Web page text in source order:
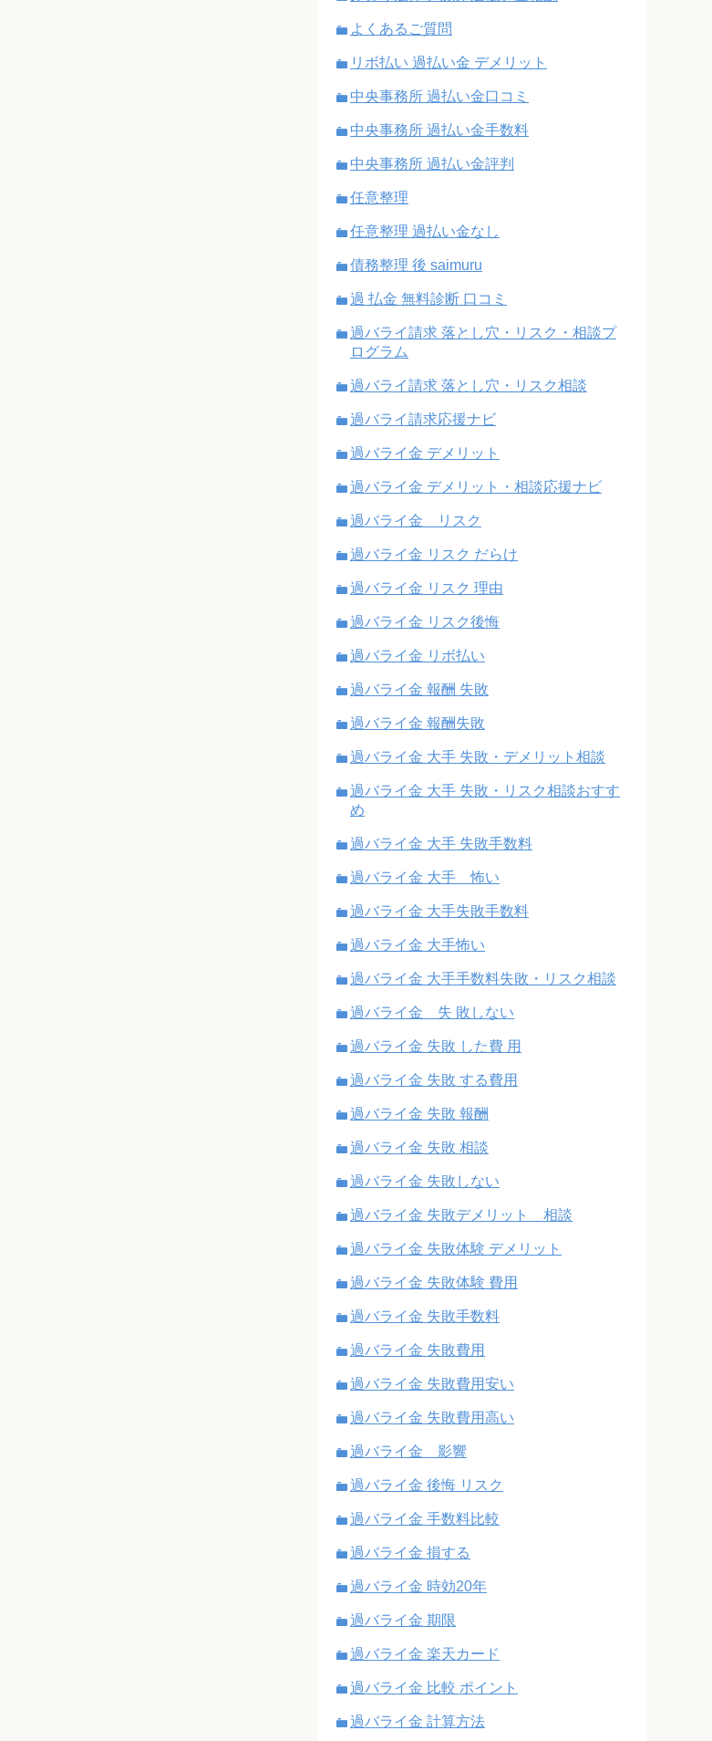
よくあるご質問
リボ払い 過払い金 デメリット
中央事務所 過払い金口コミ
中央事務所 過払い金手数料
中央事務所 過払い金評判
任意整理
任意整理 過払い金なし
債務整理 後 saimuru
過 払金 無料診断 口コミ
過バライ請求 落とし穴・リスク・相談プ
ログラム
過バライ請求 落とし穴・リスク相談
過バライ請求応援ナビ
過バライ金 デメリット
過バライ金 デメリット・相談応援ナビ
過バライ金 リスク
過バライ金 リスク だらけ
過バライ金 リスク 理由
過バライ金 リスク後悔
過バライ金 リボ払い
過バライ金 報酬 失敗
過バライ金 報酬失敗
過バライ金 大手 失敗・デメリット相談
過バライ金 大手 失敗・リスク相談おすす
め
過バライ金 大手 失敗手数料
過バライ金 大手 怖い
過バライ金 大手失敗手数料
過バライ金 大手怖い
過バライ金 大手手数料失敗・リスク相談
過バライ金 失 敗しない
過バライ金 失敗 した費 用
過バライ金 失敗 する費用
過バライ金 失敗 報酬
過バライ金 失敗 相談
過バライ金 失敗しない
過バライ金 失敗デメリット 相談
過バライ金 失敗体験 デメリット
過バライ金 失敗体験 費用
過バライ金 失敗手数料
過バライ金 失敗費用
過バライ金 失敗費用安い
過バライ金 失敗費用高い
過バライ金 影響
過バライ金 後悔 リスク
過バライ金 手数料比較
過バライ金 損する
過バライ金 時効20年
過バライ金 期限
過バライ金 楽天カード
過バライ金 比較 ポイント
過バライ金 計算方法